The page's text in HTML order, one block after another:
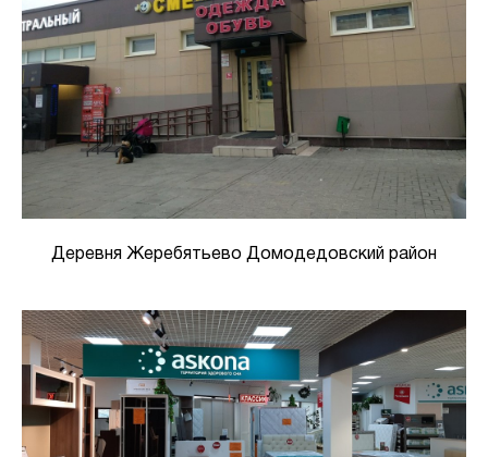
Деревня Жеребятьево Домодедовский район